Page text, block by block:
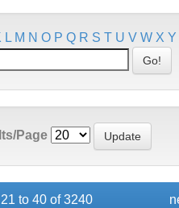
L M N O P Q R S T U V W X Y
Page
to 40 of 3240